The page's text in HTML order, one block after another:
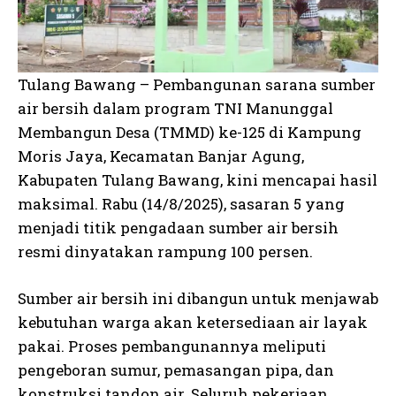
Tulang Bawang – Pembangunan sarana sumber
air bersih dalam program TNI Manunggal
Membangun Desa (TMMD) ke-125 di Kampung
Moris Jaya, Kecamatan Banjar Agung,
Kabupaten Tulang Bawang, kini mencapai hasil
maksimal. Rabu (14/8/2025), sasaran 5 yang
menjadi titik pengadaan sumber air bersih
resmi dinyatakan rampung 100 persen.
Sumber air bersih ini dibangun untuk menjawab
kebutuhan warga akan ketersediaan air layak
pakai. Proses pembangunannya meliputi
pengeboran sumur, pemasangan pipa, dan